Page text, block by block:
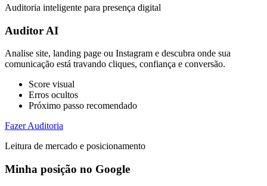
Auditoria inteligente para presença digital
Auditor AI
Analise site, landing page ou Instagram e descubra onde sua
comunicação está travando cliques, confiança e conversão.
Score visual
Erros ocultos
Próximo passo recomendado
Fazer Auditoria
Leitura de mercado e posicionamento
Minha posição no Google